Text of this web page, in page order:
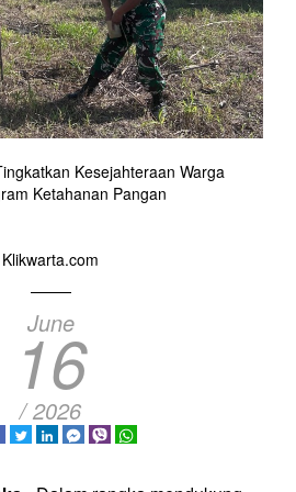
Kesejahteraan Warga
Ketahanan Pangan
Klikwarta.com
June
16
/ 2026